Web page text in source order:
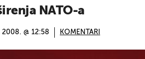
NATO-a
2008. @ 12:58 KOMENTARI